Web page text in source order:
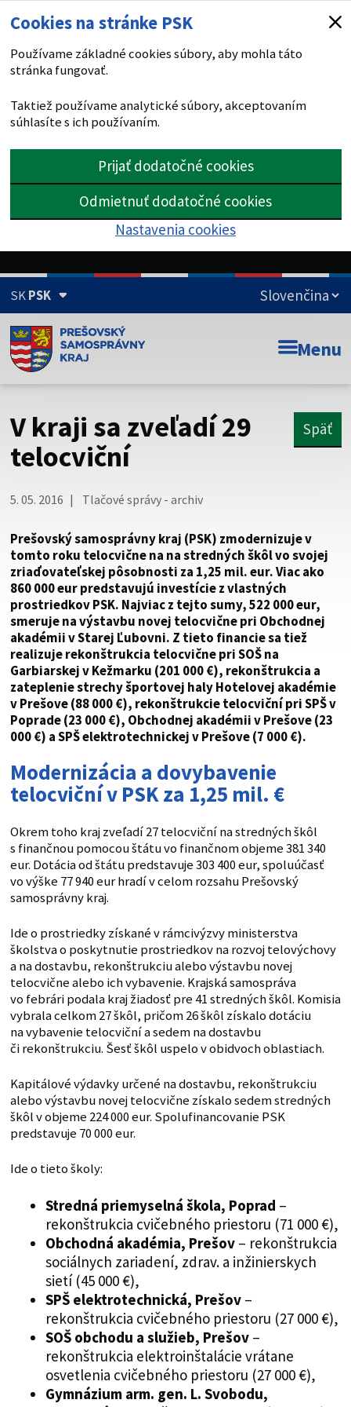
Cookies na stránke PSK
Používame základné cookies súbory, aby mohla táto
stránka fungovať.
Taktiež používame analytické súbory, akceptovaním
súhlasíte s ich používaním.
Prijať dodatočné cookies
Odmietnuť dodatočné cookies
Nastavenia cookies
SKPSK
Doména psk.sk je oficiálna
Toto je oficiálna webová stránka Prešovského
Táto stránka je zabezpečená
cez zabezpečenú webovú stránku. Zabezpečená stránka
vždy začína https:// pred názvom domény webového sídla.
Menu
V kraji sa zveľadí 29
telocviční
Späť
5. 05. 2016 Tlačové správy - archiv
Prešovský samosprávny kraj (PSK) zmodernizuje v
tomto roku telocvične na na stredných škôl vo svojej
zriaďovateľskej pôsobnosti za 1,25 mil. eur. Viac ako
860 000 eur predstavujú investície z vlastných
prostriedkov PSK. Najviac z tejto sumy, 522 000 eur,
smeruje na výstavbu novej telocvične pri Obchodnej
akadémii v Starej Ľubovni. Z tieto financie sa tiež
realizuje rekonštrukcia telocvične pri SOŠ na
Garbiarskej v Kežmarku (201 000 €), rekonštrukcia a
zateplenie strechy športovej haly Hotelovej akadémie
v Prešove (88 000 €), rekonštrukcie telocviční pri SPŠ v
Poprade (23 000 €), Obchodnej akadémii v Prešove (23
000 €) a SPŠ elektrotechnickej v Prešove (7 000 €).
Modernizácia a dovybavenie
telocviční v PSK za 1,25 mil. €
Okrem toho kraj zveľadí 27 telocviční na stredných škôl
s finančnou pomocou štátu vo finančnom objeme 381 340
eur. Dotácia od štátu predstavuje 303 400 eur, spoluúčasť
vo výške 77 940 eur hradí v celom rozsahu Prešovský
samosprávny kraj.
Ide o prostriedky získané v rámcivýzvy ministerstva
školstva o poskytnutie prostriedkov na rozvoj telovýchovy
a na dostavbu, rekonštrukciu alebo výstavbu novej
telocvične alebo ich vybavenie. Krajská samospráva
vo febrári podala kraj žiadosť pre 41 stredných škôl. Komisia
vybrala celkom 27 škôl, pričom 26 škôl získalo dotáciu
na vybavenie telocviční a sedem na dostavbu
či rekonštrukciu. Šesť škôl uspelo v obidvoch oblastiach.
Kapitálové výdavky určené na dostavbu, rekonštrukciu
alebo výstavbu novej telocvične získalo sedem stredných
škôl v objeme 224 000 eur. Spolufinancovanie PSK
predstavuje 70 000 eur.
Ide o tieto školy:
Stredná priemyselná škola, Poprad –
rekonštrukcia cvičebného priestoru (71 000 €),
Obchodná akadémia, Prešov– rekonštrukcia
sociálnych zariadení, zdrav. a inžinierskych
sietí (45 000 €),
SPŠ elektrotechnická, Prešov–
rekonštrukcia cvičebného priestoru (27 000 €),
SOŠ obchodu a služieb, Prešov–
rekonštrukcia elektroinštalácie vrátane
osvetlenia cvičebného priestoru (27 000 €),
Gymnázium arm. gen. L. Svobodu,